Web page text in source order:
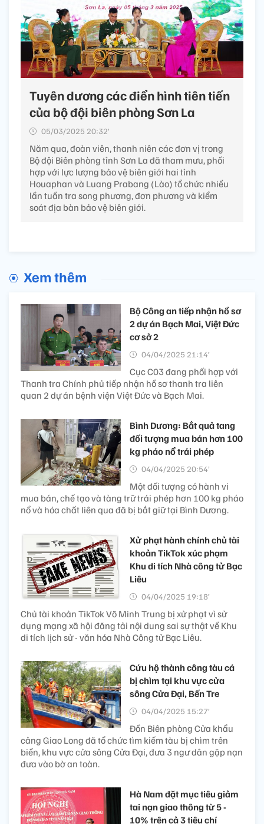
Tuyên dương các điển hình tiên tiến
của bộ đội biên phòng Sơn La
05/03/2025 20:32’
Năm qua, đoàn viên, thanh niên các đơn vị trong
Bộ đội Biên phòng tỉnh Sơn La đã tham mưu, phối
hợp với lực lượng bảo vệ biên giới hai tỉnh
Houaphan và Luang Prabang (Lào) tổ chức nhiều
lần tuần tra song phương, đơn phương và kiểm
soát địa bàn bảo vệ biên giới.
Xem thêm
Bộ Công an tiếp nhận hồ sơ
2 dự án Bạch Mai, Việt Đức
cơ sở 2
04/04/2025 21:14’
Cục C03 đang phối hợp với
Thanh tra Chính phủ tiếp nhận hồ sơ thanh tra liên
quan 2 dự án bệnh viện Việt Đức và Bạch Mai.
Bình Dương: Bắt quả tang
đối tượng mua bán hơn 100
kg pháo nổ trái phép
04/04/2025 20:54’
Một đối tượng có hành vi
mua bán, chế tạo và tàng trữ trái phép hơn 100 kg pháo
nổ và hóa chất liên qua đã bị bắt giữ tại Bình Dương.
Xử phạt hành chính chủ tài
khoản TikTok xúc phạm
Khu di tích Nhà công tử Bạc
Liêu
04/04/2025 19:18’
Chủ tài khoản TikTok Võ Minh Trung bị xử phạt vì sử
dụng mạng xã hội đăng tải nội dung sai sự thật về Khu
di tích lịch sử - văn hóa Nhà Công tử Bạc Liêu.
Cứu hộ thành công tàu cá
bị chìm tại khu vực cửa
sông Cửa Đại, Bến Tre
04/04/2025 15:27’
Đồn Biên phòng Cửa khẩu
cảng Giao Long đã tổ chức tìm kiếm tàu bị chìm trên
biển, khu vực cửa sông Cửa Đại, đưa 3 ngư dân gặp nạn
đưa vào bờ an toàn.
Hà Nam đặt mục tiêu giảm
tai nạn giao thông từ 5 -
10% trên cả 3 tiêu chí